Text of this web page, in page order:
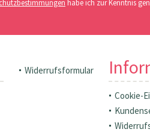
habe ich zur Kenntnis
Widerrufsformular
Cookie-